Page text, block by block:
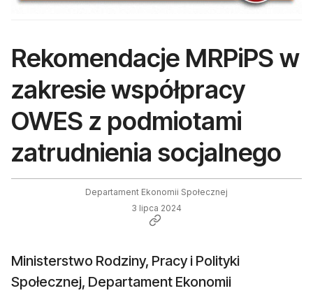
Rekomendacje MRPiPS w
zakresie współpracy
OWES z podmiotami
zatrudnienia socjalnego
Departament Ekonomii Społecznej
3 lipca 2024
Ministerstwo Rodziny, Pracy i Polityki
Społecznej, Departament Ekonomii